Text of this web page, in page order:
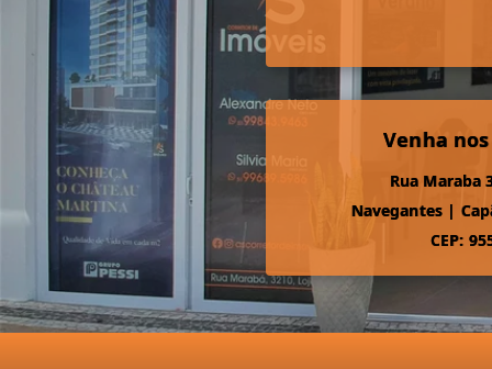
Venha
Rua Maraba
Navegantes |
CEP: